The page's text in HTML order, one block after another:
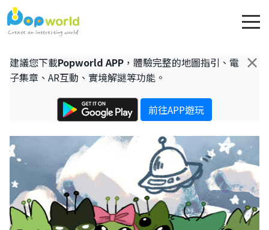
×
建議您下載Popworld APP ，體驗完整的地圖指引、電
子集章、AR互動、實境解謎等功能。
前往APP遊玩